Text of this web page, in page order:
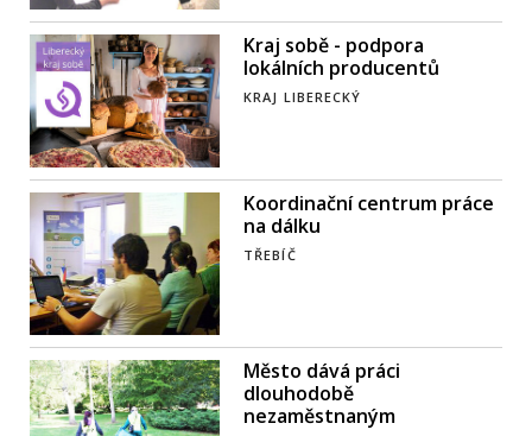
Kraj sobě - podpora
lokálních producentů
KRAJ LIBERECKÝ
Koordinační centrum práce
na dálku
TŘEBÍČ
Město dává práci
dlouhodobě
nezaměstnaným